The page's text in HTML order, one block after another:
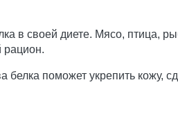
в своей диете. Мясо, птица,
рацион.
белка поможет укрепить кожу,